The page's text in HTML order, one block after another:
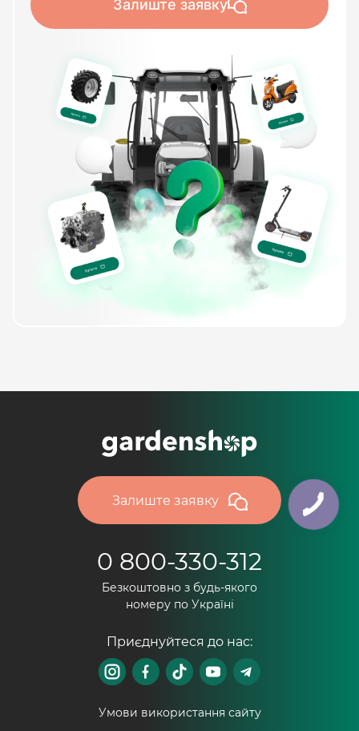
Залиште заявку
Залиште заявку
0 800-330-312
Безкоштовно з будь-якого
номеру по Україні
Приєднуйтеся до нас:
Умови використання сайту